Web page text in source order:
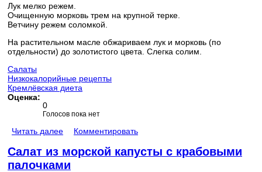
Лук мелко режем.
Очищенную морковь трем на крупной терке.
Ветчину режем соломкой.
На растительном масле обжариваем лук и морковь (по
отдельности) до золотистого цвета. Слегка солим.
Салаты
Низкокалорийные рецепты
Кремлёвская диета
Оценка:
0
Голосов пока нет
Читать далее Комментировать
Салат из морской капусты с крабовыми
палочками